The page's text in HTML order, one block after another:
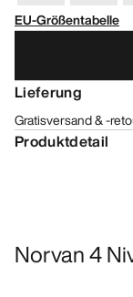
EU-Größentabelle
Lieferung
Gratisversand & -
Produktdetail
Norvan 4